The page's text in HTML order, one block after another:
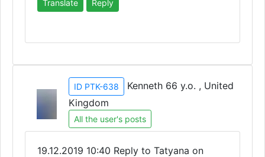
Translate Reply
ID PTK-638
Kenneth 66 y.o. , United
Kingdom
All the user's posts
19.12.2019 10:40 Reply to Tatyana on